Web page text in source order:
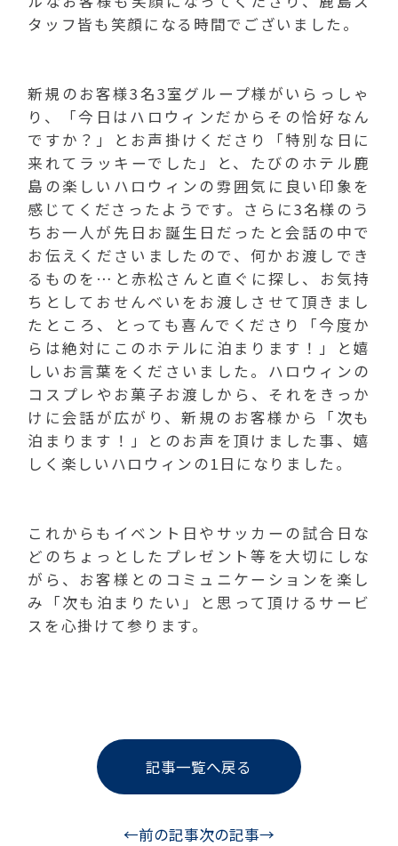
タッフ皆も笑顔になる時間でございました。
新規のお客様3名3室グループ様がいらっしゃ
り、「今日はハロウィンだからその恰好なん
ですか？」とお声掛けくださり「特別な日に
来れてラッキーでした」と、たびのホテル鹿
島の楽しいハロウィンの雰囲気に良い印象を
感じてくださったようです。さらに3名様のう
ちお一人が先日お誕生日だったと会話の中で
お伝えくださいましたので、何かお渡しでき
るものを…と赤松さんと直ぐに探し、お気持
ちとしておせんべいをお渡しさせて頂きまし
たところ、とっても喜んでくださり「今度か
らは絶対にこのホテルに泊まります！」と嬉
しいお言葉をくださいました。ハロウィンの
コスプレやお菓子お渡しから、それをきっか
けに会話が広がり、新規のお客様から「次も
泊まります！」とのお声を頂けました事、嬉
しく楽しいハロウィンの1日になりました。
これからもイベント日やサッカーの試合日な
どのちょっとしたプレゼント等を大切にしな
がら、お客様とのコミュニケーションを楽し
み「次も泊まりたい」と思って頂けるサービ
スを心掛けて参ります。
記事一覧へ戻る
←前の記事次の記事→